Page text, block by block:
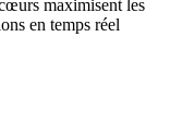
maximisent les
en temps réel